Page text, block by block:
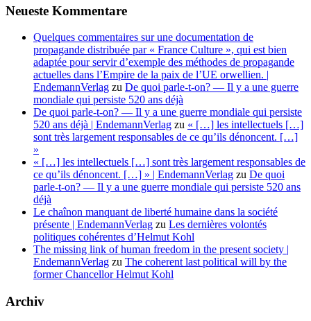
Neueste Kommentare
Quelques commentaires sur une documentation de
propagande distribuée par « France Culture », qui est bien
adaptée pour servir d’exemple des méthodes de propagande
actuelles dans l’Empire de la paix de l’UE orwellien. |
EndemannVerlag zu De quoi parle-t-on? — Il y a une guerre
mondiale qui persiste 520 ans déjà
De quoi parle-t-on? — Il y a une guerre mondiale qui persiste
520 ans déjà | EndemannVerlag zu « […] les intellectuels […]
sont très largement responsables de ce qu’ils dénoncent. […]
»
« […] les intellectuels […] sont très largement responsables de
ce qu’ils dénoncent. […] » | EndemannVerlag zu De quoi
parle-t-on? — Il y a une guerre mondiale qui persiste 520 ans
déjà
Le chaînon manquant de liberté humaine dans la société
présente | EndemannVerlag zu Les dernières volontés
politiques cohérentes d’Helmut Kohl
The missing link of human freedom in the present society |
EndemannVerlag zu The coherent last political will by the
former Chancellor Helmut Kohl
Archiv